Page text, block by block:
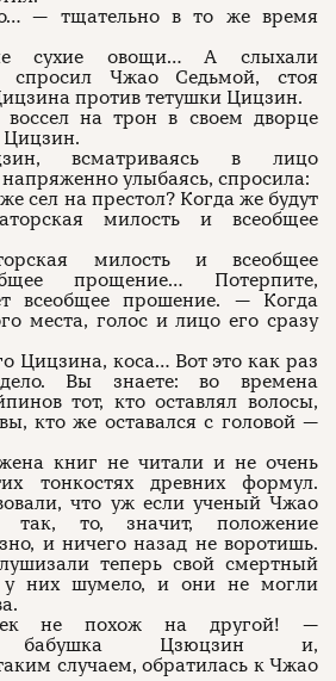
— тщательно в то же время
сухие овощи… А слыхали
Чжао Седьмой, стоя
против тетушки Цицзин.
на трон в своем дворце
Цицзин.
всматриваясь в лицо
улыбаясь, спросила:
сел на престол? Когда же будут
милость и всеобщее
милость и всеобщее
прощение… Потерпите,
всеобщее прошение. — Когда
места, голос и лицо его сразу
Цицзина, коса… Вот это как раз
Вы знаете: во времена
тот, кто оставлял волосы,
кто же оставался с головой —
книг не читали и не очень
тонкостях древних формул.
что уж если ученый Чжао
так, то, значит, положение
и ничего назад не воротишь.
теперь свой смертный
у них шумело, и они не могли
не похож на другой! —
бабушка Цзюцзин и,
случаем, обратилась к Чжао